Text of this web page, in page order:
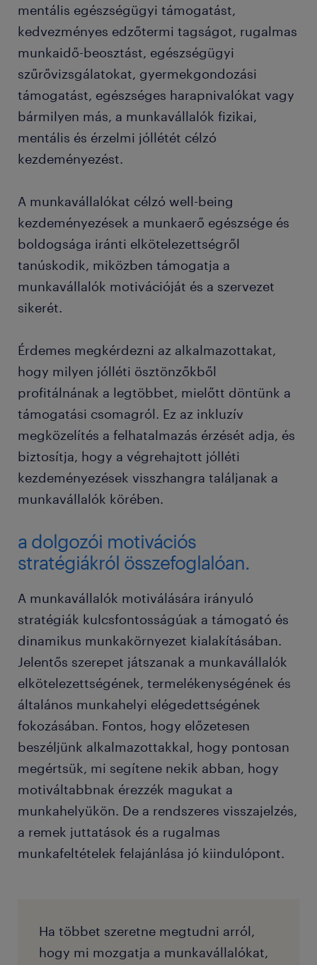
mentális egészségügyi támogatást,
kedvezményes edzőtermi tagságot, rugalmas
munkaidő-beosztást, egészségügyi
szűrővizsgálatokat, gyermekgondozási
támogatást, egészséges harapnivalókat vagy
bármilyen más, a munkavállalók fizikai,
mentális és érzelmi jóllétét célzó
kezdeményezést.
A munkavállalókat célzó well-being
kezdeményezések a munkaerő egészsége és
boldogsága iránti elkötelezettségről
tanúskodik, miközben támogatja a
munkavállalók motivációját és a szervezet
sikerét.
Érdemes megkérdezni az alkalmazottakat,
hogy milyen jólléti ösztönzőkből
profitálnának a legtöbbet, mielőtt döntünk a
támogatási csomagról. Ez az inkluzív
megközelítés a felhatalmazás érzését adja, és
biztosítja, hogy a végrehajtott jólléti
kezdeményezések visszhangra találjanak a
munkavállalók körében.
a dolgozói motivációs
stratégiákról összefoglalóan.
A munkavállalók motiválására irányuló
stratégiák kulcsfontosságúak a támogató és
dinamikus munkakörnyezet kialakításában.
Jelentős szerepet játszanak a munkavállalók
elkötelezettségének, termelékenységének és
általános munkahelyi elégedettségének
fokozásában. Fontos, hogy előzetesen
beszéljünk alkalmazottakkal, hogy pontosan
megértsük, mi segítene nekik abban, hogy
motiváltabbnak érezzék magukat a
munkahelyükön. De a rendszeres visszajelzés,
a remek juttatások és a rugalmas
munkafeltételek felajánlása jó kiindulópont.
Ha többet szeretne megtudni arról,
hogy mi mozgatja a munkavállalókat,